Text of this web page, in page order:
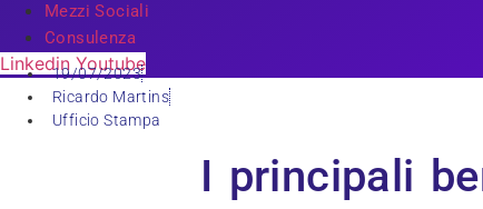
Mezzi Sociali
Consulenza
Linkedin Youtube
19/07/2023
Ricardo Martins
Ufficio Stampa
I principali